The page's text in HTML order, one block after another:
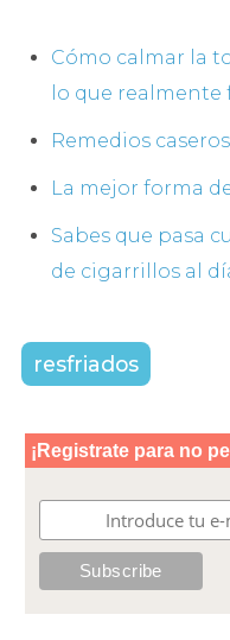
Cómo calmar la
lo que
Remedios
La mejor forma
Sabes que pasa
de cigarrillos al
resfriados